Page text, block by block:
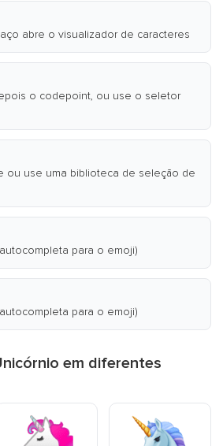
abre o visualizador de caracteres
o codepoint, ou use o seletor
ou use uma biblioteca de seleção de
para o emoji)
para o emoji)
em diferentes